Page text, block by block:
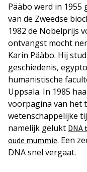
Pääbo werd in 1955
van de Zweedse
1982 de Nobelprijs
ontvangst mocht
Karin Pääbo. Hij
geschiedenis,
humanistische
Uppsala. In 1985
voorpagina van het
wetenschappelijke
namelijk gelukt DNA
oude mummie. Een
DNA snel vergaat.